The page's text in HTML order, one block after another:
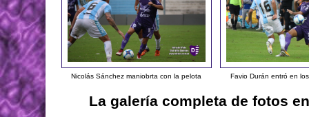
Nicolás Sánchez maniobrta con la pelota Favio Durán entró en
La galería completa de fotos